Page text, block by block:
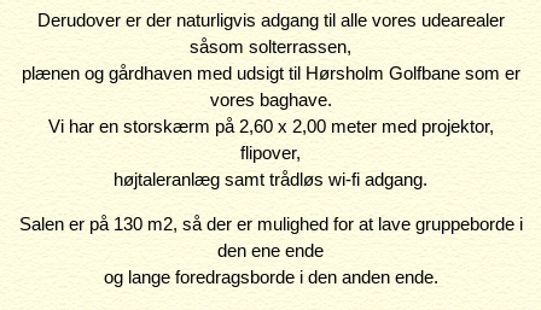
Derudover er der naturligvis adgang til alle vores udearealer
såsom solterrassen,
plænen og gårdhaven med udsigt til Hørsholm Golfbane som er
vores baghave.
Vi har en storskærm på 2,60 x 2,00 meter med projektor,
flipover,
højtaleranlæg samt trådløs wi-fi adgang.
Salen er på 130 m2, så der er mulighed for at lave gruppeborde i
den ene ende
og lange foredragsborde i den anden ende.